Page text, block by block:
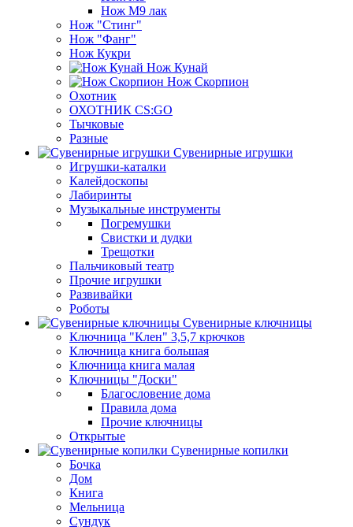
Нож М9 лак
Нож "Стинг"
Нож "Фанг"
Нож Кукри
Нож Кунай
Нож Скорпион
Охотник
ОХОТНИК CS:GO
Тычковые
Разные
Сувенирные игрушки
Игрушки-каталки
Калейдоскопы
Лабиринты
Музыкальные инструменты
Погремушки
Свистки и дудки
Трещотки
Пальчиковый театр
Прочие игрушки
Развивайки
Роботы
Сувенирные ключницы
Ключница "Клен" 3,5,7 крючков
Ключница книга большая
Ключница книга малая
Ключницы "Доски"
Благословение дома
Правила дома
Прочие ключницы
Открытые
Сувенирные копилки
Бочка
Дом
Книга
Мельница
Сундук